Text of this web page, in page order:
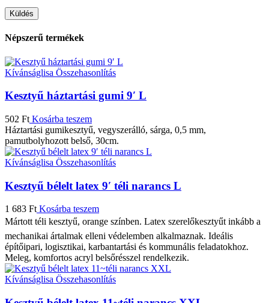
Népszerű termékek
Kívánságlisa Összehasonlítás
Kesztyű háztartási gumi 9′ L
502 Ft Kosárba teszem
Háztartási gumikesztyű, vegyszerálló, sárga, 0,5 mm,
pamutbolyhozott belső, 30cm.
Kívánságlisa Összehasonlítás
Kesztyű bélelt latex 9′ téli narancs L
1 683 FtKosárba teszem
Mártott téli kesztyű, orange színben. Latex szerelőkesztyűt inkább a
mechanikai ártalmak elleni védelemben alkalmaznak. Ideális
építőipari, logisztikai, karbantartási és kommunális feladatokhoz.
Meleg, komfortos acryl belsőrésszel rendelkezik.
Kívánságlisa Összehasonlítás